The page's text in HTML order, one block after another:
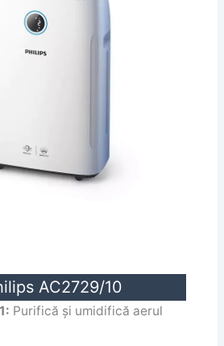
AC2729/10
Purifică și umidifică aerul